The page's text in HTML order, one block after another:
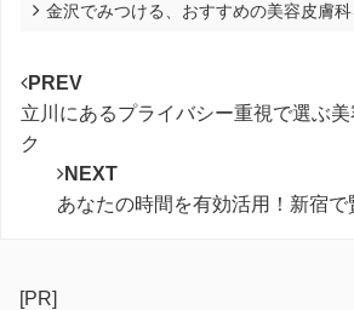
金沢でみつける、おすすめの美容皮膚
PREV
立川にあるプライバシー重視で選ぶ
ク
NEXT
あなたの時間を有効活用！新宿
[PR]